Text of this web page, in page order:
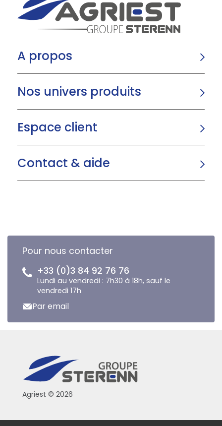
A propos
Nos univers produits
Espace client
Contact & aide
Pour nous contacter
+33 (0)3 84 92 76 76
Lundi au vendredi : 7h30 à 18h, sauf le
vendredi 17h
Par email
Agriest © 2026